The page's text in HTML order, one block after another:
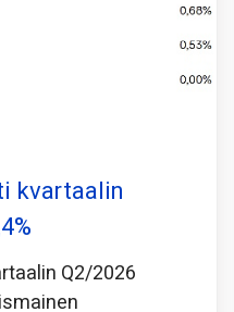
kvartaalin
Q2/2026